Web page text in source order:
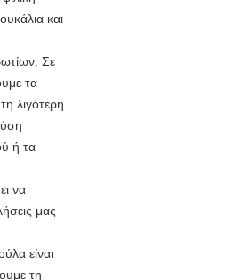
και
Σε
τα
λιγότερη
ή τα
να
μας
είναι
τη